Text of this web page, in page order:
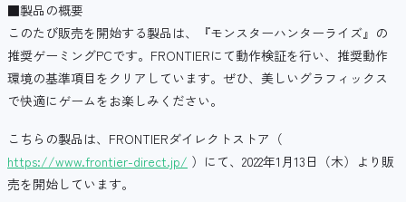
■製品の概要
このたび販売を開始する製品は、『モンスターハンターライズ』の
推奨ゲーミングPCです。FRONTIERにて動作検証を行い、推奨動作
環境の基準項目をクリアしています。ぜひ、美しいグラフィックス
で快適にゲームをお楽しみください。
こちらの製品は、FRONTIERダイレクトストア（
https://www.frontier-direct.jp/ ）にて、2022年1月13日（木）より販
売を開始しています。